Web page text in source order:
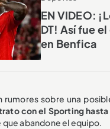
EN VIDEO:
DT! Así fue
en Benfica
rumores sobre una
con el Sporting
que abandone el equipo.